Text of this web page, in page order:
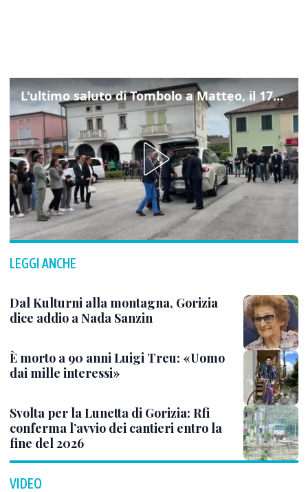
L'ultimo saluto di Tombolo a Matteo, il 17enne morto di tumore. Il video
LEGGI ANCHE
Dal Kulturni alla montagna, Gorizia
dice addio a Nada Sanzin
È morto a 90 anni Luigi Treu: «Uomo
dai mille interessi»
Svolta per la Lunetta di Gorizia: Rfi
conferma l’avvio dei cantieri entro la
fine del 2026
VIDEO